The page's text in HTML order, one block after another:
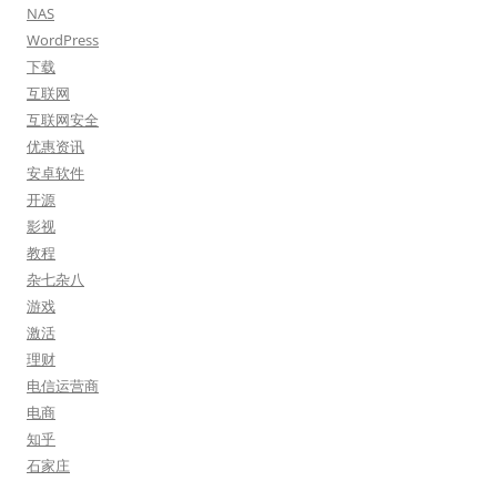
NAS
WordPress
下载
互联网
互联网安全
优惠资讯
安卓软件
开源
影视
教程
杂七杂八
游戏
激活
理财
电信运营商
电商
知乎
石家庄